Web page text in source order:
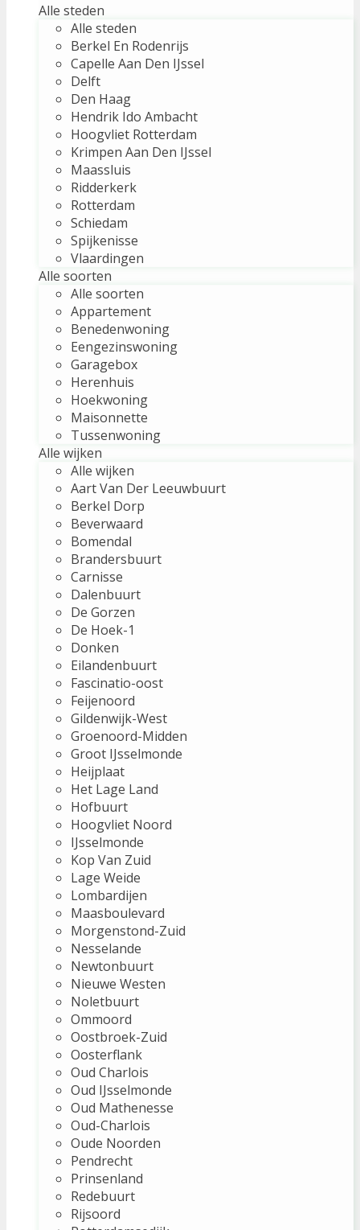
Alle steden
Alle steden
Berkel En Rodenrijs
Capelle Aan Den IJssel
Delft
Den Haag
Hendrik Ido Ambacht
Hoogvliet Rotterdam
Krimpen Aan Den IJssel
Maassluis
Ridderkerk
Rotterdam
Schiedam
Spijkenisse
Vlaardingen
Alle soorten
Alle soorten
Appartement
Benedenwoning
Eengezinswoning
Garagebox
Herenhuis
Hoekwoning
Maisonnette
Tussenwoning
Alle wijken
Alle wijken
Aart Van Der Leeuwbuurt
Berkel Dorp
Beverwaard
Bomendal
Brandersbuurt
Carnisse
Dalenbuurt
De Gorzen
De Hoek-1
Donken
Eilandenbuurt
Fascinatio-oost
Feijenoord
Gildenwijk-West
Groenoord-Midden
Groot IJsselmonde
Heijplaat
Het Lage Land
Hofbuurt
Hoogvliet Noord
IJsselmonde
Kop Van Zuid
Lage Weide
Lombardijen
Maasboulevard
Morgenstond-Zuid
Nesselande
Newtonbuurt
Nieuwe Westen
Noletbuurt
Ommoord
Oostbroek-Zuid
Oosterflank
Oud Charlois
Oud IJsselmonde
Oud Mathenesse
Oud-Charlois
Oude Noorden
Pendrecht
Prinsenland
Redebuurt
Rijsoord